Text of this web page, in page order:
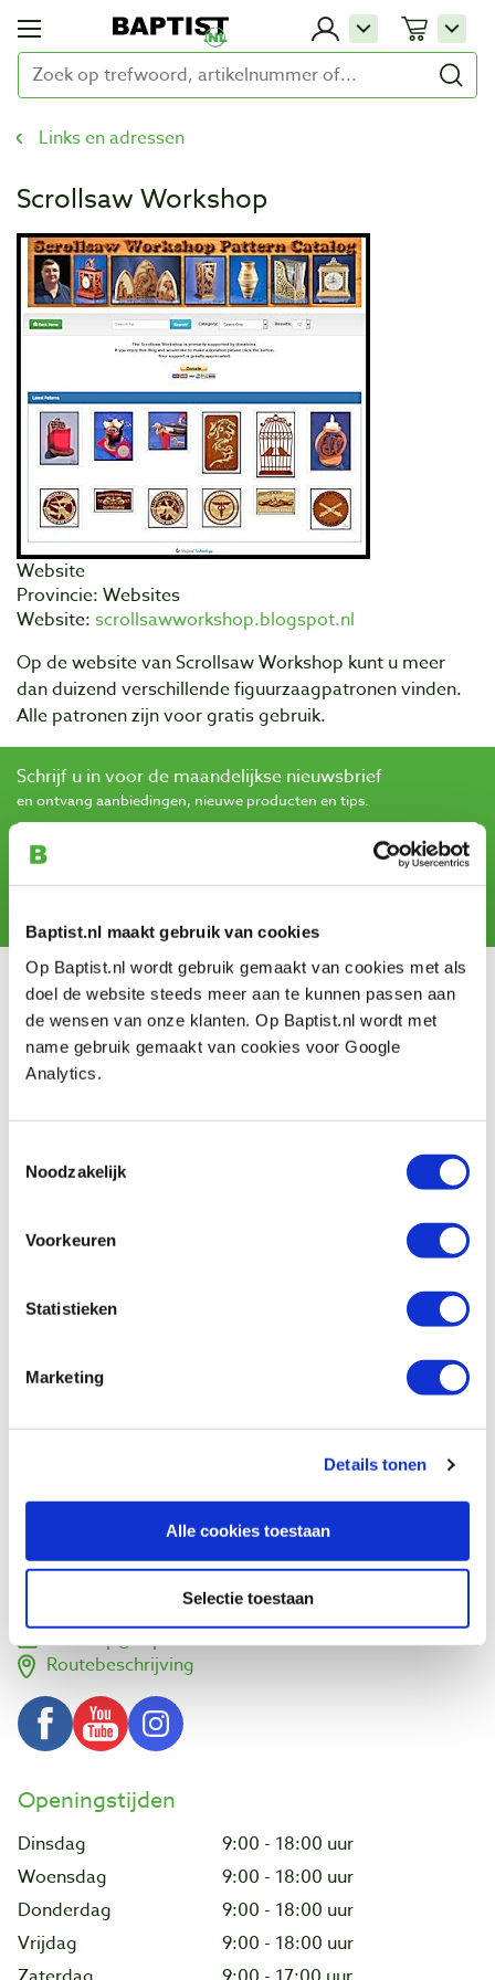
Baptist.nl maakt gebruik van cookies
Op Baptist.nl wordt gebruik gemaakt van cookies met als
doel de website steeds meer aan te kunnen passen aan
de wensen van onze klanten. Op Baptist.nl wordt met
name gebruik gemaakt van cookies voor Google
Analytics.
Noodzakelijk
Voorkeuren
Statistieken
Marketing
Details tonen
Alle cookies toestaan
Selectie toestaan
Links en adressen
Scrollsaw Workshop
Website
Provincie: Websites
Website: scrollsawworkshop.blogspot.nl
Op de website van Scrollsaw Workshop kunt u meer
dan duizend verschillende figuurzaagpatronen vinden.
Alle patronen zijn voor gratis gebruik.
Schrijf u in voor de maandelijkse nieuwsbrief
en ontvang aanbiedingen, nieuwe producten en tips.
Klantenservice
Bestellen & levering
Betaling
Retourneren
Onze winkel
NOEST
Agenda
Links en adressen
Nederland
verkoop@baptist.nl
Routebeschrijving
Openingstijden
Dinsdag
9:00 - 18:00 uur
Woensdag
9:00 - 18:00 uur
Donderdag
9:00 - 18:00 uur
Vrijdag
9:00 - 18:00 uur